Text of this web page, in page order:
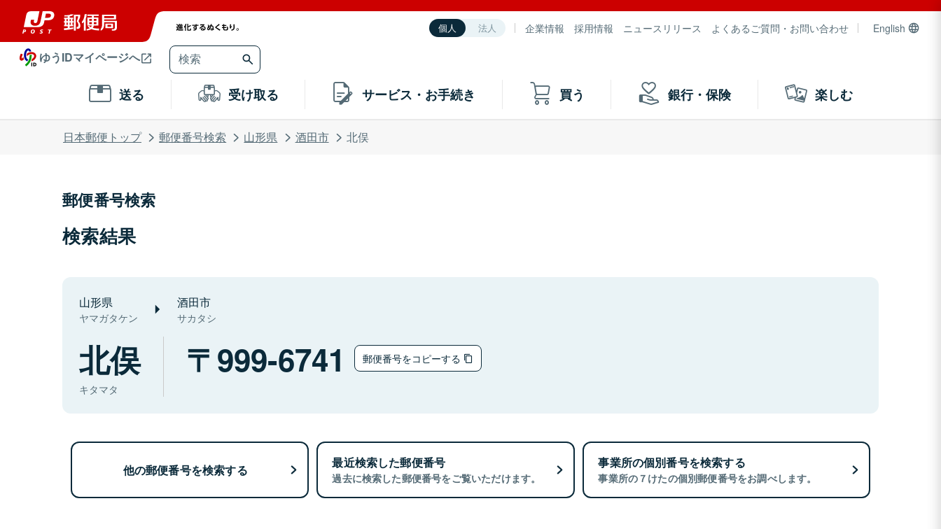
個人 法人 企業情報 採用情報 ニュースリリース よくあるご質問・お問い合わせ English
ゆうIDマイページへ
送る 受け取る サービス・お手続き 買う 銀行・保険 楽しむ
日本郵便トップ 郵便番号検索 山形県 酒田市 北俣
郵便番号検索
検索結果
山形県
ヤマガタケン
酒田市
サカタシ
北俣
キタマタ
999-6741 郵便番号をコピーする
他の郵便番号を検索する 最近検索した郵便番号
過去に検索した郵便番号をご覧いただけます。
事業所の個別番号を検索する
事業所の７けたの個別郵便番号をお調べします。